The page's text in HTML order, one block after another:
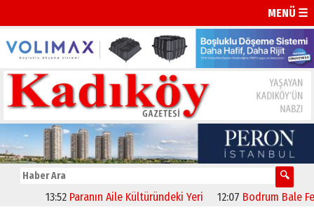
MENÜ ☰
13:52 Paranın Aile Kültüründeki Yeri 12:07 Bodrum Bale